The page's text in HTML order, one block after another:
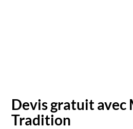
Devis gratuit avec
Tradition